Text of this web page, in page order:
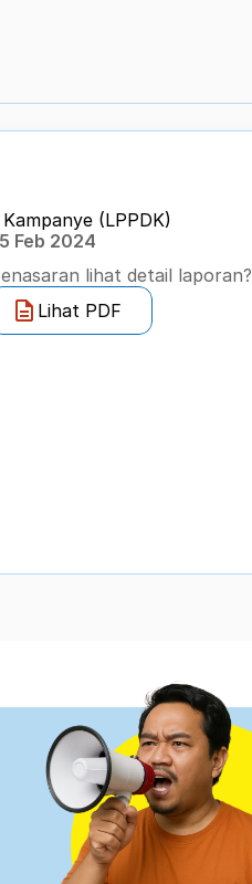
(LPPDK)
5 Feb 2024
lihat detail laporan?
Lihat PDF